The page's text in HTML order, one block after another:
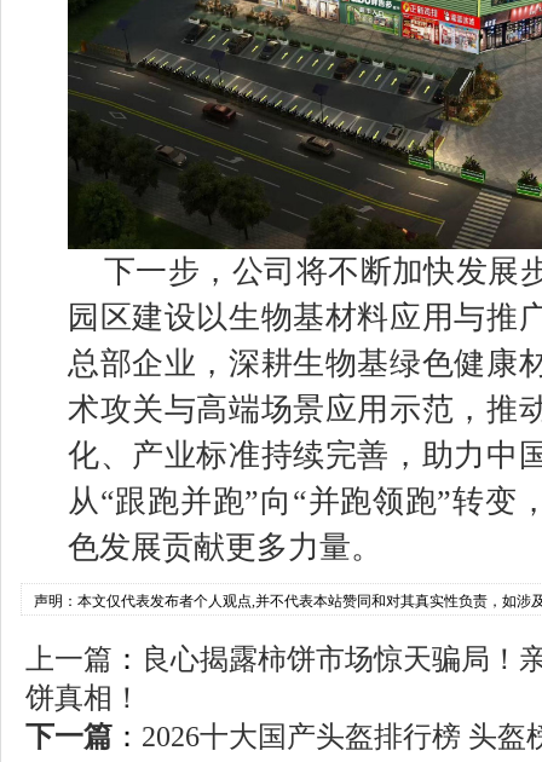
下一步，公司将不断加快发展
园区建设以生物基材料应用与推
总部企业，深耕生物基绿色健康
术攻关与高端场景应用示范，推
化、产业标准持续完善，助力中
从“跟跑并跑”向“并跑领跑”转变
色发展贡献更多力量。
声明：本文仅代表发布者个人观点,并不代表本站赞同和对其真实性负责，如涉
上一篇 ： 良心揭露柿饼市场惊天骗局！
饼真相！
下一篇 ： 2026十大国产头盔排行榜 头盔